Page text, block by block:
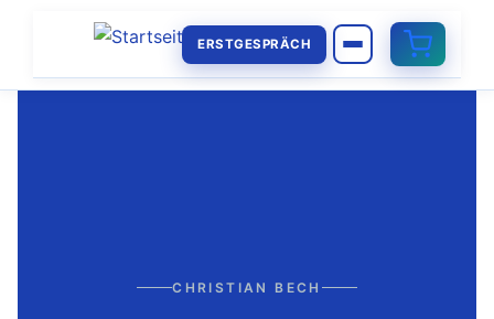
ERSTGESPRÄCH
CHRISTIAN BECH